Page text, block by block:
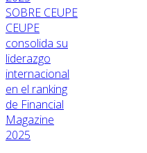
SOBRE CEUPE
CEUPE
consolida su
liderazgo
internacional
en el ranking
de Financial
Magazine
2025